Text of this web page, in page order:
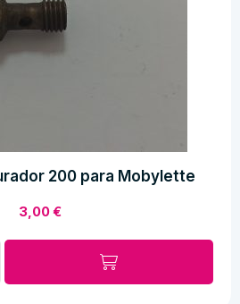
200 para Mobylette
3,00€